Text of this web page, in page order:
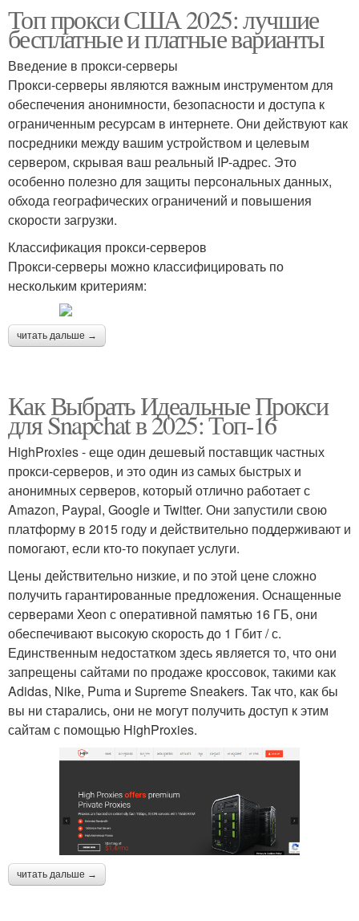
Топ прокси США 2025: лучшие
бесплатные и платные варианты
Введение в прокси-серверы
Прокси-серверы являются важным инструментом для
обеспечения анонимности, безопасности и доступа к
ограниченным ресурсам в интернете. Они действуют как
посредники между вашим устройством и целевым
сервером, скрывая ваш реальный IP-адрес. Это
особенно полезно для защиты персональных данных,
обхода географических ограничений и повышения
скорости загрузки.
Классификация прокси-серверов
Прокси-серверы можно классифицировать по
нескольким критериям:
читать дальше →
Как Выбрать Идеальные Прокси
для Snapchat в 2025: Топ-16
HighProxies - еще один дешевый поставщик частных
прокси-серверов, и это один из самых быстрых и
анонимных серверов, который отлично работает с
Amazon, Paypal, Google и Twitter. Они запустили свою
платформу в 2015 году и действительно поддерживают и
помогают, если кто-то покупает услуги.
Цены действительно низкие, и по этой цене сложно
получить гарантированные предложения. Оснащенные
серверами Xeon с оперативной памятью 16 ГБ, они
обеспечивают высокую скорость до 1 Гбит / с.
Единственным недостатком здесь является то, что они
запрещены сайтами по продаже кроссовок, такими как
Adidas, Nike, Puma и Supreme Sneakers. Так что, как бы
вы ни старались, они не могут получить доступ к этим
сайтам с помощью HighProxies.
читать дальше →